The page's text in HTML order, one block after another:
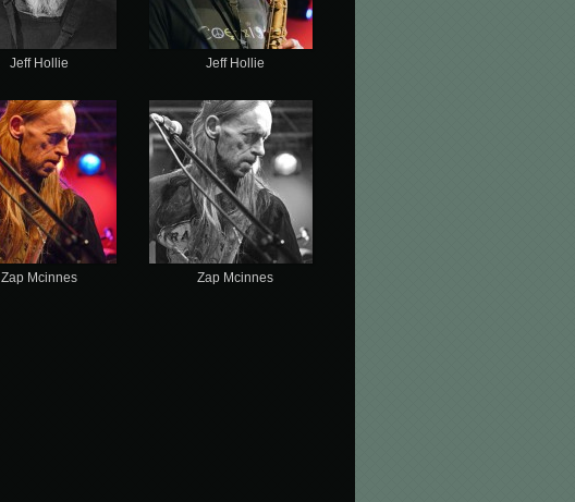
Jeff Hollie Jeff Hollie
Zap Mcinnes Zap Mcinnes